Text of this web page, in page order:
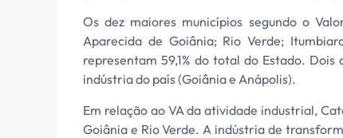
Os dez maiores municípios segundo o
Aparecida de Goiânia; Rio Verde;
representam 59,1% do total do Estado.
indústria do país (Goiânia e Anápolis).
Em relação ao VA da atividade industrial,
Goiânia e Rio Verde. A indústria de